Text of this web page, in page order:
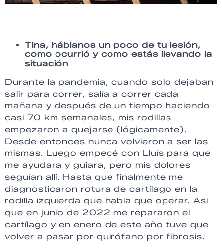
Tina, háblanos un poco de tu lesión,
como ocurrió y como estás llevando la
situación
Durante la pandemia, cuando solo dejaban
salir para correr, salía a correr cada
mañana y después de un tiempo haciendo
casi 70 km semanales, mis rodillas
empezaron a quejarse (lógicamente).
Desde entonces nunca volvieron a ser las
mismas. Luego empecé con Lluís para que
me ayudara y guiara, pero mis dolores
seguían allí. Hasta que finalmente me
diagnosticaron rotura de cartílago en la
rodilla izquierda que había que operar. Así
que en junio de 2022 me repararon el
cartílago y en enero de este año tuve que
volver a pasar por quirófano por fibrosis.